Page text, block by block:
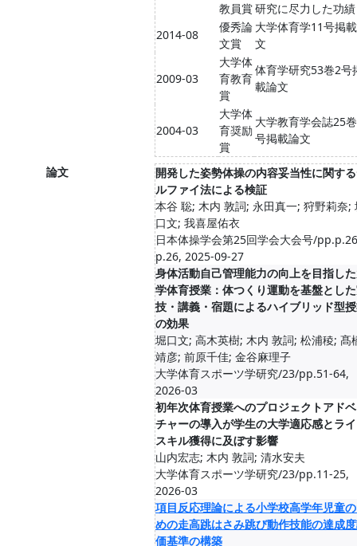
教員賞研究に尽力した功績
2014-08
優秀論
文賞
大学体育学11号掲
文
2009-03
大学体
育教育
賞
体育学研究53巻2号
載論文
2004-03
大学体
育奨励
賞
大学教育学会誌25
号掲載論文
論文
開発した姿勢体操の内容妥当性に関す
ルファイ法による検証
本谷 聡; 木内 敦詞; 永田真一; 狩野莉奈;
口文; 我喜屋佑衣
日本体操学会第25回学会大会号/
p.26, 2025-09-27
身体活動自己管理能力の向上を目指し
学体育授業：体つくり運動を基盤とし
技・講義・宿題によるハイブリッド型
の効果
堀口文; 高木英樹; 木内 敦詞; 松浦稜; 髙
靖彦; 前原千佳; 金谷麻理子
大学体育スポーツ学研究/23/pp.51-64,
2026-03
初年次体育授業へのプロジェクトアド
チャーの導入が学生の大学適応感とラ
スキル獲得に及ぼす影響
山内宏志; 木内 敦詞; 清水安夫
大学体育スポーツ学研究/23/pp.11-25,
2026-03
項目反応理論による小学校高学年児童
めの走高跳はさみ跳び動作技能の達成
価基準の構築